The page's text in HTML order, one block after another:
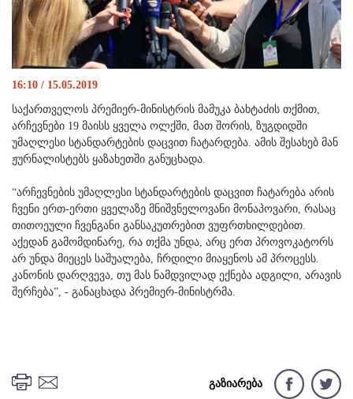
16:10 / 15.05.2019
საქართველოს პრემიერ-მინისტრის მამუკა ბახტაძის თქმით,
არჩევნები 19 მაისს ყველა ოლქში, მათ შორის, ზუგდიდში
უმაღლესი სტანდარტების დაცვით ჩატარდება. ამის შესახებ მან
ჟურნალისტებს ყაზახეთში განუცხადა.
“არჩევნების უმაღლესი სტანდარტების დაცვით ჩატარება არის
ჩვენი ერთ-ერთი ყველაზე მნიშვნელოვანი მონაპოვარი, რასაც
თითოეული ჩვენგანი განსაკუთრებით ვუფრთხილდებით.
აქედან გამომდინარე, რა თქმა უნდა, არც ერთ პროვოკატორს
არ უნდა მიეცეს საშუალება, ჩრდილი მიაყენოს ამ პროცესს.
კანონის დარღვევა, თუ მას ნამდვილად ექნება ადგილი, არავის
შერჩება”, - განაცხადა პრემიერ-მინისტრმა.
გაზიარება